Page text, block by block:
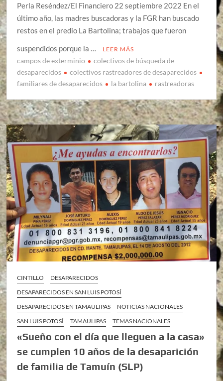
Perla Reséndez/El Financiero 22 septiembre 2022 En el
último año, las madres buscadoras y la FGR han buscado
restos en el predio La Bartolina; trabajos que fueron
suspendidos porque la …
LEER MÁS
campos de exterminio
colectivos de búsqueda de
desaparecidos
colectivos rastreadores de desaparecidos
familiares de desaparecidos
la bartolina rastreadoras
CINTILLO
DESAPARECIDOS
DESAPARECIDOS EN SAN LUIS POTOSÍ
DESAPARECIDOS EN TAMAULIPAS
NOTICIAS NACIONALES
SAN LUIS POTOSÍ
TAMAULIPAS TEMAS NACIONALES
«Sueño con el día que lleguen a la casa»
se cumplen 10 años de la desaparición
de familia de Tamuín (SLP)